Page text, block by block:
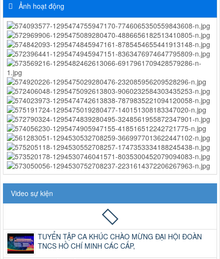
Ảnh hoạt động
Video sự kiện
TUYỂN TẬP CA KHÚC CHÀO MỪNG ĐẠI HỘI ĐOÀN
TNCS HỒ CHÍ MINH CÁC CẤP,